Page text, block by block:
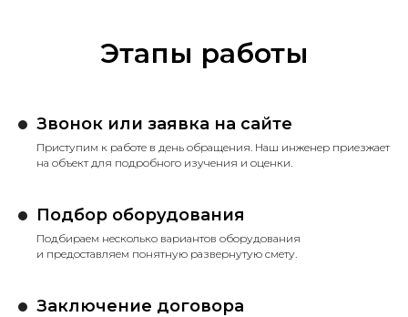
Этапы работы
Звонок или заявка на сайте
Приступим к работе в день обращения. Наш инженер приезжает
на объект для подробного изучения и оценки.
Подбор оборудования
Подбираем несколько вариантов оборудования
и предоставляем понятную развернутую смету.
Заключение договора